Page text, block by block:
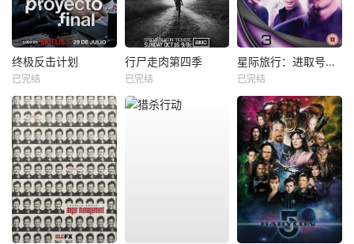
终极反击计划
已完结
行尸走肉第四季
已完结
星际旅行：进取号第三季
已完结